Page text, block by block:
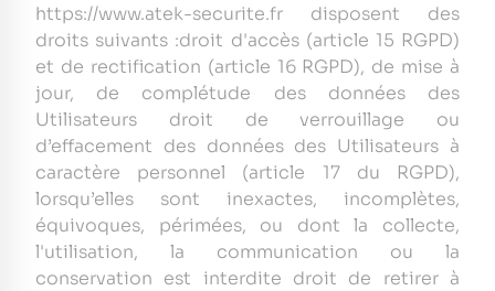
https://www.atek-securite.fr disposent des
droits suivants :droit d'accès (article 15 RGPD)
et de rectification (article 16 RGPD), de mise à
jour, de complétude des données des
Utilisateurs droit de verrouillage ou
d’effacement des données des Utilisateurs à
caractère personnel (article 17 du RGPD),
lorsqu’elles sont inexactes, incomplètes,
équivoques, périmées, ou dont la collecte,
l'utilisation, la communication ou la
conservation est interdite droit de retirer à